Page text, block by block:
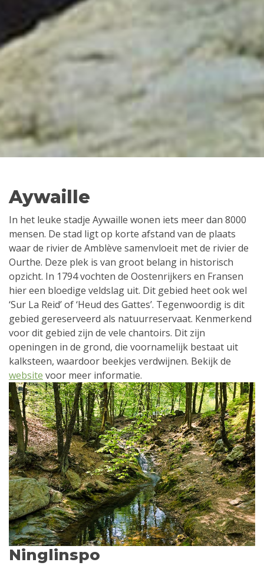
Aywaille
In het leuke stadje Aywaille wonen iets meer dan 8000
mensen. De stad ligt op korte afstand van de plaats
waar de rivier de Amblève samenvloeit met de rivier de
Ourthe. Deze plek is van groot belang in historisch
opzicht. In 1794 vochten de Oostenrijkers en Fransen
hier een bloedige veldslag uit. Dit gebied heet ook wel
‘Sur La Reid’ of ‘Heud des Gattes’. Tegenwoordig is dit
gebied gereserveerd als natuurreservaat. Kenmerkend
voor dit gebied zijn de vele chantoirs. Dit zijn
openingen in de grond, die voornamelijk bestaat uit
kalksteen, waardoor beekjes verdwijnen. Bekijk de
website voor meer informatie.
Ninglinspo